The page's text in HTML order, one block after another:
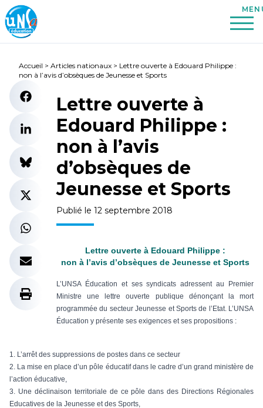
Accueil > Articles nationaux > Lettre ouverte à Edouard Philippe :
non à l’avis d’obsèques de Jeunesse et Sports
Lettre ouverte à
Edouard Philippe :
non à l’avis
d’obsèques de
Jeunesse et Sports
Publié le 12 septembre 2018
Lettre ouverte à Edouard Philippe :
non à l’avis d’obsèques de Jeunesse et Sports
L’UNSA Éducation et ses syndicats adressent au Premier
Ministre une lettre ouverte publique dénonçant la mort
programmée du secteur Jeunesse et Sports de l’Etat. L’UNSA
Éducation y présente ses exigences et ses propositions :
1. L’arrêt des suppressions de postes dans ce secteur
2. La mise en place d’un pôle éducatif dans le cadre d’un grand ministère de
l’action éducative,
3. Une déclinaison territoriale de ce pôle dans des Directions Régionales
Educatives de la Jeunesse et des Sports,